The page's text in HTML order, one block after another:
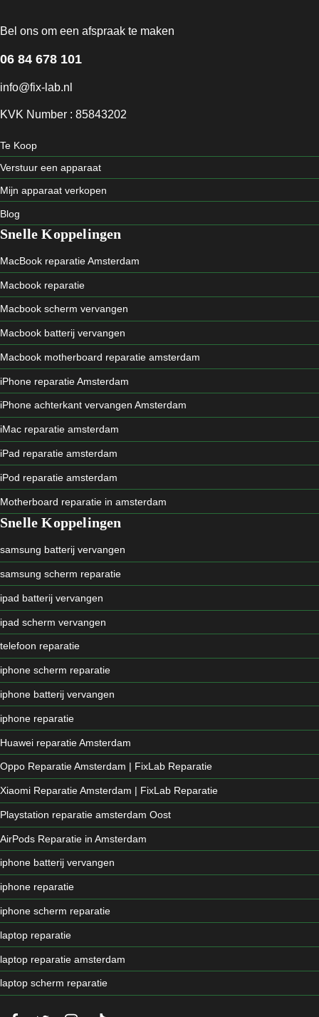
Bel ons om een afspraak te maken
06 84 678 101
info@fix-lab.nl
KVK Number : 85843202
Te Koop
Verstuur een apparaat
Mijn apparaat verkopen
Blog
Snelle Koppelingen
MacBook reparatie Amsterdam
Macbook reparatie
Macbook scherm vervangen
Macbook batterij vervangen
Macbook motherboard reparatie amsterdam
iPhone reparatie Amsterdam
iPhone achterkant vervangen Amsterdam
iMac reparatie amsterdam
iPad reparatie amsterdam
iPod reparatie amsterdam
Motherboard reparatie in amsterdam
Snelle Koppelingen
samsung batterij vervangen
samsung scherm reparatie
ipad batterij vervangen
ipad scherm vervangen
telefoon reparatie
iphone scherm reparatie
iphone batterij vervangen
iphone reparatie
Huawei reparatie Amsterdam
Oppo Reparatie Amsterdam | FixLab Reparatie
Xiaomi Reparatie Amsterdam | FixLab Reparatie
Playstation reparatie amsterdam Oost
AirPods Reparatie in Amsterdam
iphone batterij vervangen
iphone reparatie
iphone scherm reparatie
laptop reparatie
laptop reparatie amsterdam
laptop scherm reparatie